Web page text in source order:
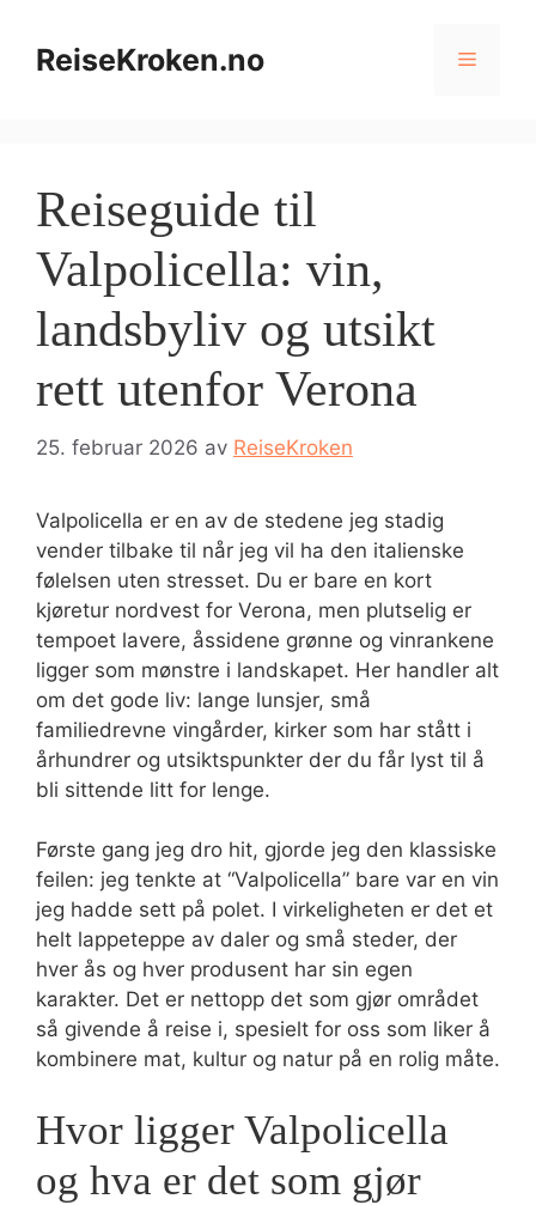
innholdReiseKroken.no Meny
Reiseguide til
Valpolicella: vin,
landsbyliv og utsikt
rett utenfor Verona
25. februar 2026 av ReiseKroken
Valpolicella er en av de stedene jeg stadig
vender tilbake til når jeg vil ha den italienske
følelsen uten stresset. Du er bare en kort
kjøretur nordvest for Verona, men plutselig er
tempoet lavere, åssidene grønne og vinrankene
ligger som mønstre i landskapet. Her handler alt
om det gode liv: lange lunsjer, små
familiedrevne vingårder, kirker som har stått i
århundrer og utsiktspunkter der du får lyst til å
bli sittende litt for lenge.
Første gang jeg dro hit, gjorde jeg den klassiske
feilen: jeg tenkte at “Valpolicella” bare var en vin
jeg hadde sett på polet. I virkeligheten er det et
helt lappeteppe av daler og små steder, der
hver ås og hver produsent har sin egen
karakter. Det er nettopp det som gjør området
så givende å reise i, spesielt for oss som liker å
kombinere mat, kultur og natur på en rolig måte.
Hvor ligger Valpolicella
og hva er det som gjør